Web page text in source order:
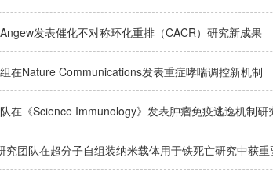
发表催化不对称环化重排（CACR）研究新成果
在Nature Communications发表重症哮喘调控新机制
在《Science Immunology》发表肿瘤免疫逃逸机制研
团队在超分子自组装纳米载体用于铁死亡研究中获重